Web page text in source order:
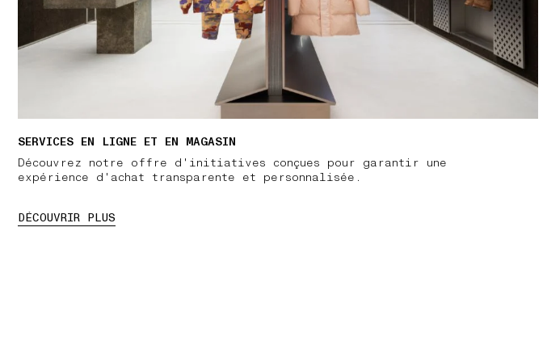
SERVICES EN LIGNE ET EN MAGASIN
Découvrez notre offre d'initiatives conçues pour garantir une
expérience d'achat transparente et personnalisée.
DÉCOUVRIR PLUS